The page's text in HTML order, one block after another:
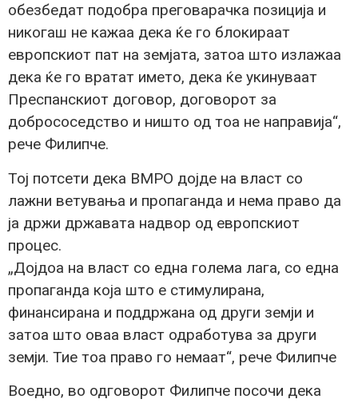
обезбедат подобра преговарачка позиција и
никогаш не кажаа дека ќе го блокираат
европскиот пат на земјата, затоа што излажаа
дека ќе го вратат името, дека ќе укинуваат
Преспанскиот договор, договорот за
добрососедство и ништо од тоа не направија“,
рече Филипче.
Тој потсети дека ВМРО дојде на власт со
лажни ветувања и пропаганда и нема право да
ја држи државата надвор од европскиот
процес.
„Дојдоа на власт со една голема лага, со една
пропаганда која што е стимулирана,
финансирана и поддржана од други земји и
затоа што оваа власт одработува за други
земји. Тие тоа право го немаат“, рече Филипче
Воедно, во одговорот Филипче посочи дека